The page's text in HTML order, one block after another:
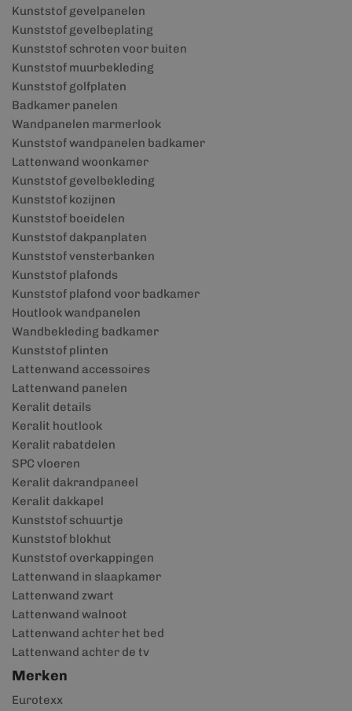
Kunststof gevelpanelen
Kunststof gevelbeplating
Kunststof schroten voor buiten
Kunststof muurbekleding
Kunststof golfplaten
Badkamer panelen
Wandpanelen marmerlook
Kunststof wandpanelen badkamer
Lattenwand woonkamer
Kunststof gevelbekleding
Kunststof kozijnen
Kunststof boeidelen
Kunststof dakpanplaten
Kunststof vensterbanken
Kunststof plafonds
Kunststof plafond voor badkamer
Houtlook wandpanelen
Wandbekleding badkamer
Kunststof plinten
Lattenwand accessoires
Lattenwand panelen
Keralit details
Keralit houtlook
Keralit rabatdelen
SPC vloeren
Keralit dakrandpaneel
Keralit dakkapel
Kunststof schuurtje
Kunststof blokhut
Kunststof overkappingen
Lattenwand in slaapkamer
Lattenwand zwart
Lattenwand walnoot
Lattenwand achter het bed
Lattenwand achter de tv
Merken
Eurotexx